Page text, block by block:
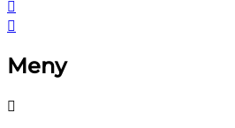
Meny